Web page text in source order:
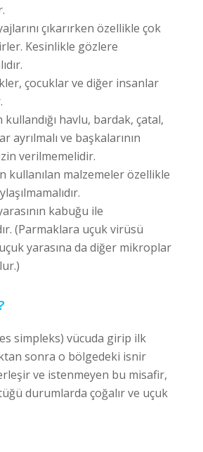
çıkarırken özellikle çok
Kesinlikle gözlere
çocuklar ve diğer insanlar
kullandığı havlu, bardak, çatal,
ayrılmalı ve başkalarının
verilmemelidir.
kullanılan malzemeler özellikle
kabuğu ile
(Parmaklara uçuk virüsü
yarasına da diğer mikroplar
simpleks) vücuda girip ilk
sonra o bölgedeki isnir
ve istenmeyen bu misafir,
durumlarda çoğalır ve uçuk